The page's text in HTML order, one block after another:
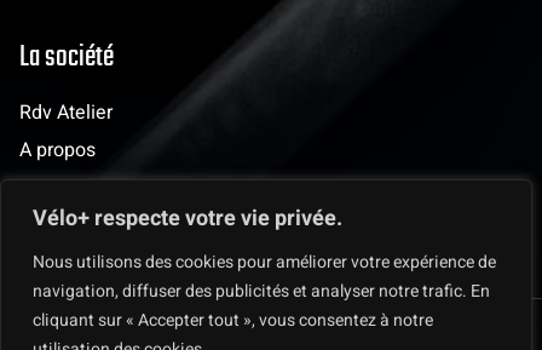
Vélo+ respecte votre vie privée.
Nous utilisons des cookies pour améliorer votre expérience de
navigation, diffuser des publicités et analyser notre trafic. En
cliquant sur « Accepter tout », vous consentez à notre
La société
Rdv Atelier
A propos
Evènements
Les clubs
© 2025 Vélo + Mentions légales & Protection des données